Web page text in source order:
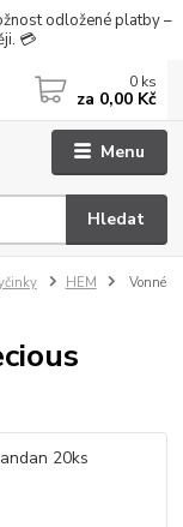
odložené platby –
💳
Menu
Hledat
0 ks
za 0,00 Kč
HEM
Vonné